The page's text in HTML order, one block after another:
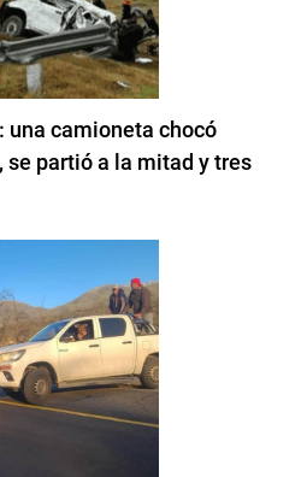
una camioneta chocó
se partió a la mitad y tres